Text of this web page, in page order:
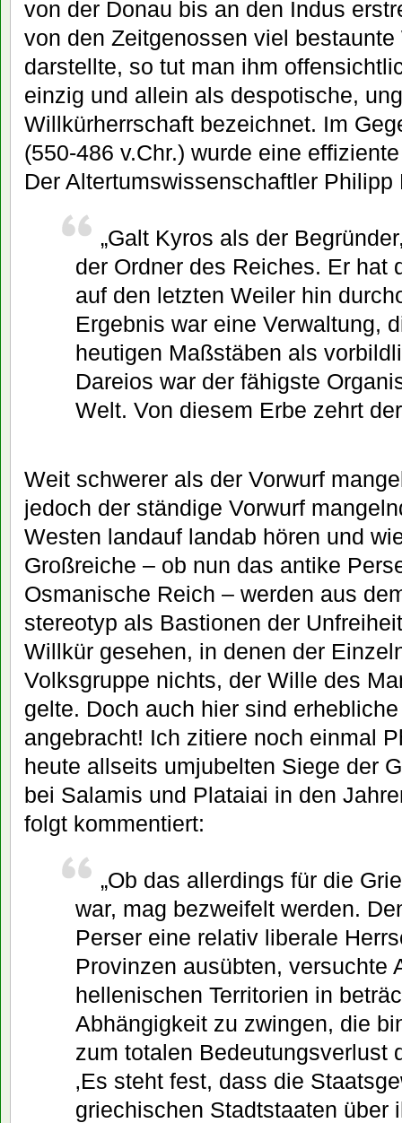
von der Donau bis an den Indus
von den Zeitgenossen viel
darstellte, so tut man ihm
einzig und allein als despotische,
Willkürherrschaft bezeichnet. Im
(550-486 v.Chr.) wurde eine
Der Altertumswissenschaftler Philipp
„Galt Kyros als der
der Ordner des Reiches. Er hat
auf den letzten Weiler hin
Ergebnis war eine Verwaltung,
heutigen Maßstäben als
Dareios war der fähigste
Welt. Von diesem Erbe zehrt
Weit schwerer als der Vorwurf
jedoch der ständige Vorwurf
Westen landauf landab hören und
Großreiche – ob nun das antike
Osmanische Reich – werden aus
stereotyp als Bastionen der
Willkür gesehen, in denen der
Volksgruppe nichts, der Wille des
gelte. Doch auch hier sind
angebracht! Ich zitiere noch einmal
heute allseits umjubelten Siege der
bei Salamis und Plataiai in den
folgt kommentiert:
„Ob das allerdings für die
war, mag bezweifelt werden.
Perser eine relativ liberale
Provinzen ausübten, versuchte
hellenischen Territorien in
Abhängigkeit zu zwingen, die
zum totalen Bedeutungsverlust
‚Es steht fest, dass die
griechischen Stadtstaaten über